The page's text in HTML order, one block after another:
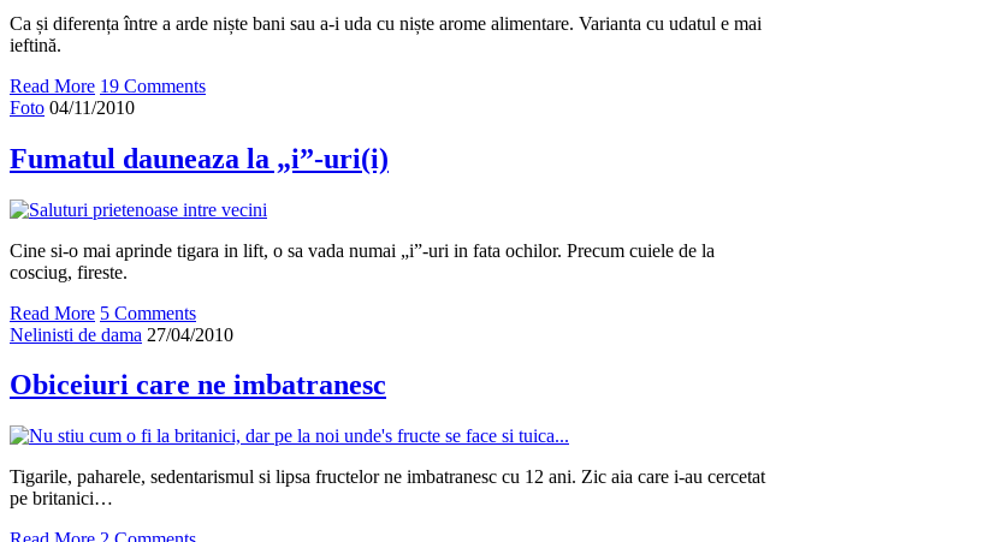
Ca și diferența între a arde niște bani sau a-i uda cu niște arome alimentare. Varianta cu udatul e mai
ieftină.
Read More 19 Comments
Foto 04/11/2010
Fumatul dauneaza la „i”-uri(i)
Cine si-o mai aprinde tigara in lift, o sa vada numai „i”-uri in fata ochilor. Precum cuiele de la
cosciug, fireste.
Read More 5 Comments
Nelinisti de dama 27/04/2010
Obiceiuri care ne imbatranesc
Tigarile, paharele, sedentarismul si lipsa fructelor ne imbatranesc cu 12 ani. Zic aia care i-au cercetat
pe britanici…